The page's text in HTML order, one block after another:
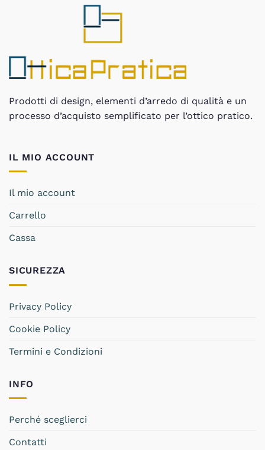
Prodotti di design, elementi d’arredo di qualità e un
processo d’acquisto semplificato per l’ottico pratico.
IL MIO ACCOUNT
Il mio account
Carrello
Cassa
SICUREZZA
Privacy Policy
Cookie Policy
Termini e Condizioni
INFO
Perché sceglierci
Contatti